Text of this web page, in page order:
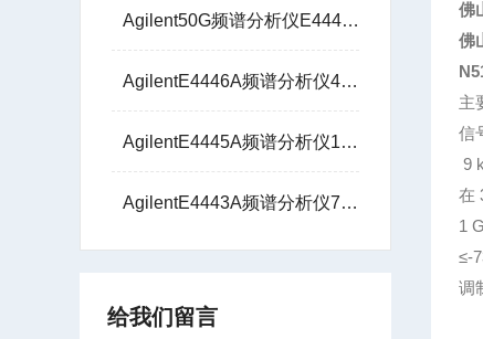
佛
佛
主
信
9
在
1
≤-
调
Agilent50G频谱分析仪E4448A圣格特5G通信解调
AgilentE4446A频谱分析仪44G圣格特5G通信解调
AgilentE4445A频谱分析仪13G技术支持
AgilentE4443A频谱分析仪7G技术支持
给我们留言